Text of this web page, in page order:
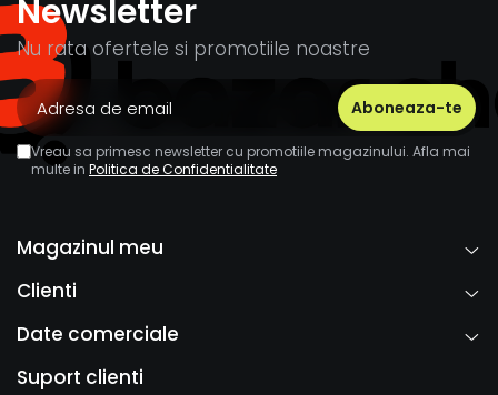
Newsletter
Nu rata ofertele si promotiile noastre
Vreau sa primesc newsletter cu promotiile magazinului. Afla mai
multe in Politica de Confidentialitate
Magazinul meu
Clienti
Date comerciale
Suport clienti